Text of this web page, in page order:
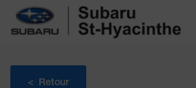
< Retour